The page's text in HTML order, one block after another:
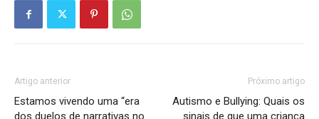
Artigo anterior
Estamos vivendo uma “era
dos duelos de narrativas no
Próximo artigo
Autismo e Bullying: Quais os
sinais de que uma criança